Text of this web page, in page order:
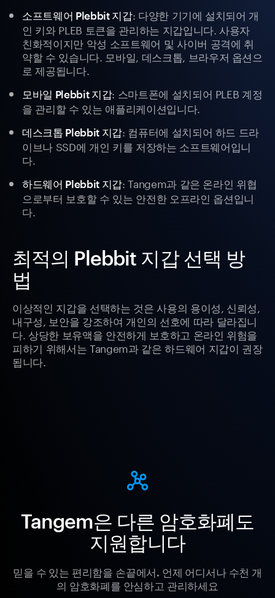
소프트웨어 Plebbit 지갑: 다양한 기기에 설치되어 개
인 키와 PLEB 토큰을 관리하는 지갑입니다. 사용자
친화적이지만 악성 소프트웨어 및 사이버 공격에 취
약할 수 있습니다. 모바일, 데스크톱, 브라우저 옵션으
로 제공됩니다.
모바일 Plebbit 지갑: 스마트폰에 설치되어 PLEB 계정
을 관리할 수 있는 애플리케이션입니다.
데스크톱 Plebbit 지갑: 컴퓨터에 설치되어 하드 드라
이브나 SSD에 개인 키를 저장하는 소프트웨어입니
다.
하드웨어 Plebbit 지갑: Tangem과 같은 온라인 위협
으로부터 보호할 수 있는 안전한 오프라인 옵션입니
다.
최적의 Plebbit 지갑 선택 방
법
이상적인 지갑을 선택하는 것은 사용의 용이성, 신뢰성,
내구성, 보안을 강조하여 개인의 선호에 따라 달라집니
다. 상당한 보유액을 안전하게 보호하고 온라인 위험을
피하기 위해서는 Tangem과 같은 하드웨어 지갑이 권장
됩니다.
Tangem은 다른 암호화폐도
지원합니다
믿을 수 있는 편리함을 손끝에서. 언제 어디서나 수천 개
의 암호화폐를 안심하고 관리하세요